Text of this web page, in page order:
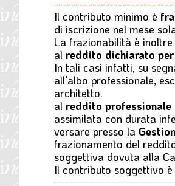
Il contributo minimo è
di iscrizione nel mese
La frazionabilità è
al reddito dichiarato per
In tali casi infatti, su
all’albo professionale,
architetto.
al reddito professionale
assimilata con durata
versare presso la
frazionamento del
soggettiva dovuta alla
Il contributo soggettivo